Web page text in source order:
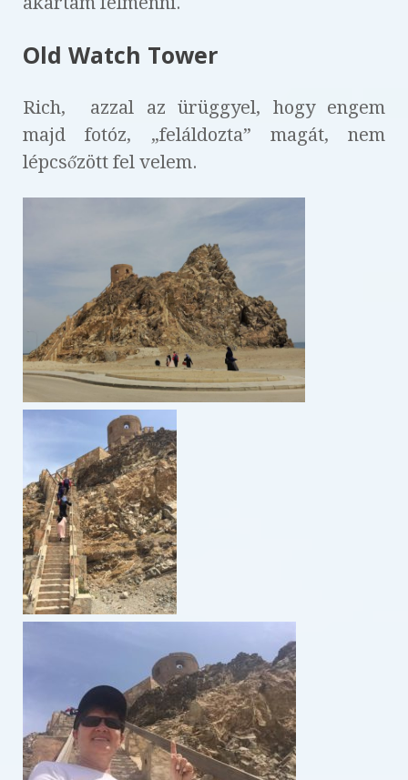
Old Watch Tower
Rich, azzal az ürüggyel, hogy engem
majd fotóz, „feláldozta” magát, nem
lépcsőzött fel velem.